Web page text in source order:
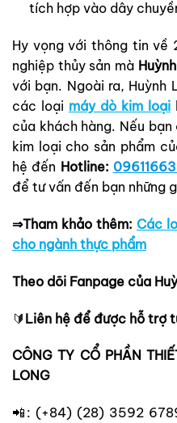
tích hợp vào dây
Hy vọng với thông tin về
nghiệp thủy sản mà
với bạn. Ngoài ra, Huỳnh
các loại máy dò kim loại
của khách hàng. Nếu
kim loại cho sản phẩm
hệ đến Hotline:
để tư vấn đến bạn những
⇒Tham khảo thêm: Các
cho ngành thực phẩm
Theo dõi Fanpage của
🔰 Liên hệ để được hỗ trợ
CÔNG TY CỔ PHẦN
LONG
📲: (+84) (28) 3592